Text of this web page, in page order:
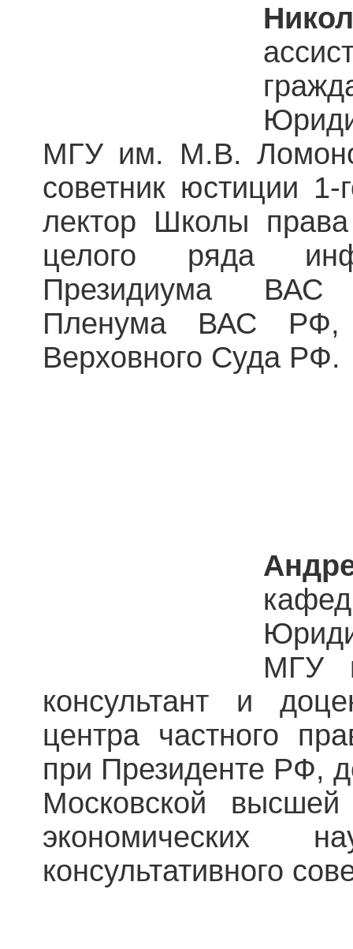
МГУ им. М.В.
советник юстиции
лектор Школы права
целого ряда
Президиума ВАС
Пленума ВАС РФ,
Верховного Суда РФ.
МГУ
консультант и
центра частного
при Президенте РФ,
Московской
экономических
консультативного